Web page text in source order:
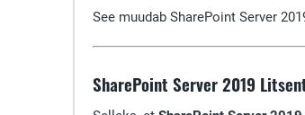
See muudab SharePoint Server
SharePoint Server 2019